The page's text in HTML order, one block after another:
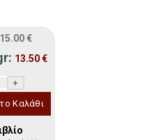
15.00 €
13.50€
Καλάθι